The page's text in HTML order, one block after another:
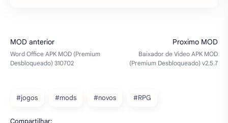
#jogos #mods #novos #RPG